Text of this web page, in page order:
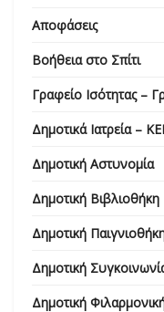
Αποφάσεις
Βοήθεια στο Σπίτι
Γραφείο Ισότητας –
Δημοτικά Ιατρεία –
Δημοτική Αστυνομία
Δημοτική Βιβλιοθήκη
Δημοτική
Δημοτική
Δημοτική